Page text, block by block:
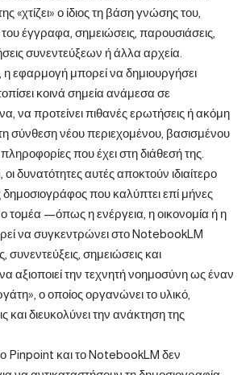
«χτίζει» ο ίδιος τη βάση γνώσης του,
έγγραφα, σημειώσεις, παρουσιάσεις,
συνεντεύξεων ή άλλα αρχεία.
η εφαρμογή μπορεί να δημιουργήσει
κοινά σημεία ανάμεσα σε
να προτείνει πιθανές ερωτήσεις ή ακόμη
σύνθεση νέου περιεχομένου, βασισμένου
που έχει στη διάθεσή της.
δυνατότητες αυτές αποκτούν ιδιαίτερο
που καλύπτει επί μήνες
τομέα —όπως η ενέργεια, η οικονομία ή η
να συγκεντρώνει στο NotebookLM
σημειώσεις και
αξιοποιεί την τεχνητή νοημοσύνη ως έναν
ο οποίος οργανώνει το υλικό,
και διευκολύνει την ανάκτηση της
Pinpoint και το NotebookLM δεν